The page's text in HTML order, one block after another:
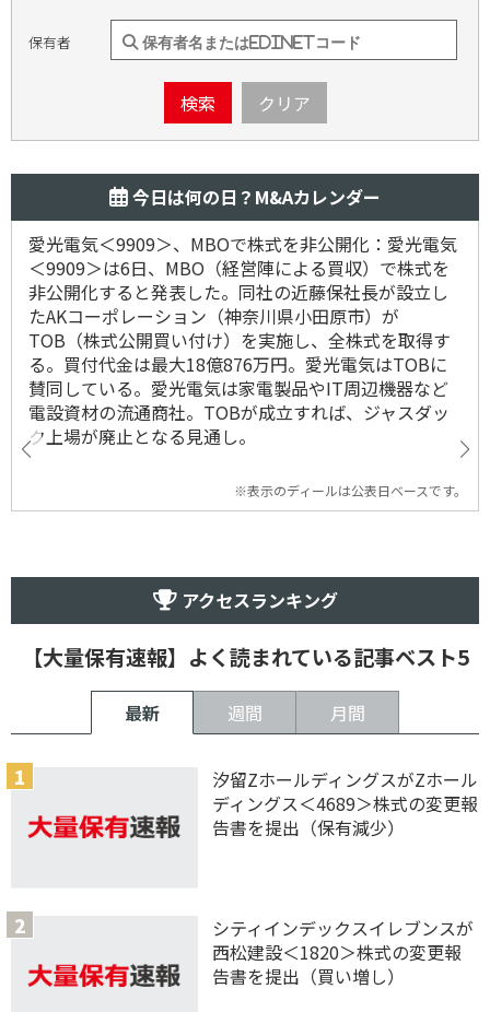
保有者
検索 クリア
今日は何の日？M&Aカレンダー
愛光電気＜9909＞、MBOで株式を非公開化：愛光電気
＜9909＞は6日、MBO（経営陣による買収）で株式を
非公開化すると発表した。同社の近藤保社長が設立し
たAKコーポレーション（神奈川県小田原市）が
TOB（株式公開買い付け）を実施し、全株式を取得す
る。買付代金は最大18億876万円。愛光電気はTOBに
賛同している。愛光電気は家電製品やIT周辺機器など
電設資材の流通商社。TOBが成立すれば、ジャスダッ
ク上場が廃止となる見通し。
※表示のディールは公表日ベースです。
アクセスランキング
【大量保有速報】よく読まれている記事ベスト5
最新 週間 月間
汐留ZホールディングスがZホール
ディングス＜4689＞株式の変更報
告書を提出（保有減少）
シティインデックスイレブンスが
西松建設＜1820＞株式の変更報
告書を提出（買い増し）